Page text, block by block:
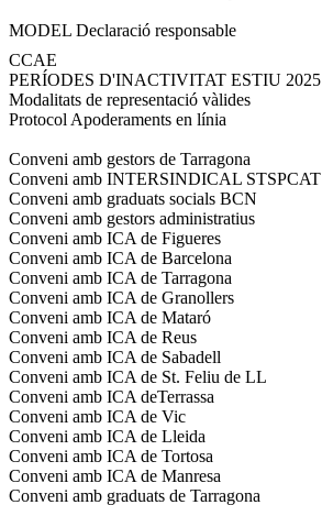
MODEL Declaració responsable
CCAE
PERÍODES D'INACTIVITAT ESTIU 2025
Modalitats de representació vàlides
Protocol Apoderaments en línia
Conveni amb gestors de Tarragona
Conveni amb INTERSINDICAL STSPCAT
Conveni amb graduats socials BCN
Conveni amb gestors administratius
Conveni amb ICA de Figueres
Conveni amb ICA de Barcelona
Conveni amb ICA de Tarragona
Conveni amb ICA de Granollers
Conveni amb ICA de Mataró
Conveni amb ICA de Reus
Conveni amb ICA de Sabadell
Conveni amb ICA de St. Feliu de LL
Conveni amb ICA deTerrassa
Conveni amb ICA de Vic
Conveni amb ICA de Lleida
Conveni amb ICA de Tortosa
Conveni amb ICA de Manresa
Conveni amb graduats de Tarragona